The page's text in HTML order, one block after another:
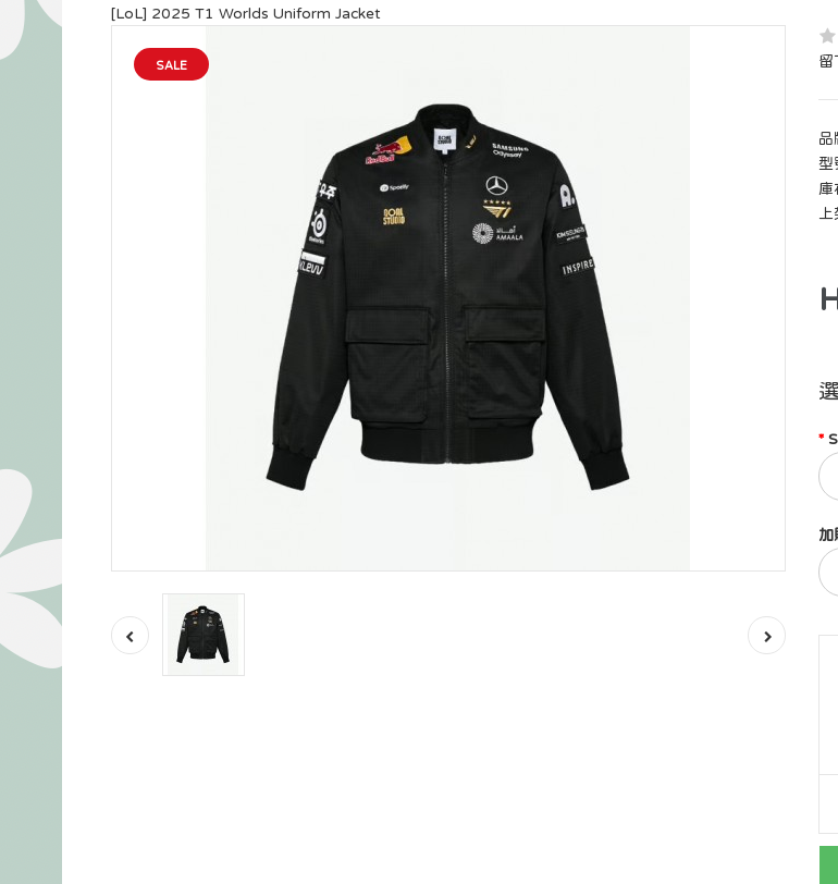
[LoL] 2025 T1 Worlds Uniform Jacket
SALE
留
品
型
庫
加